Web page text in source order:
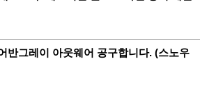
반그레이 아웃웨어 공구합니다. (스노우